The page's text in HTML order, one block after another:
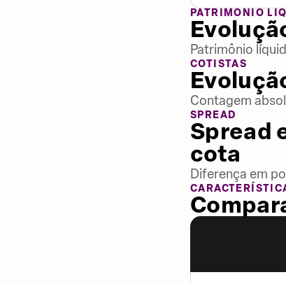
PATRIMÔNIO
Patrimônio
COTISTAS
Contagem
SPREAD
Spread
cota
Diferença em